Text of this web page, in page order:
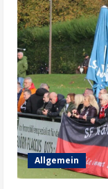
Allgemein